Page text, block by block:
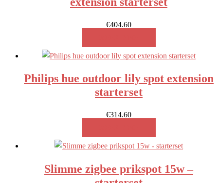
€404.60
Philips hue outdoor lily spot extension
starterset
€314.60
Slimme zigbee prikspot 15w –